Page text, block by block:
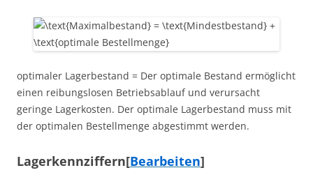
optimaler Lagerbestand = Der optimale Bestand ermöglicht
einen reibungslosen Betriebsablauf und verursacht
geringe Lagerkosten. Der optimale Lagerbestand muss mit
der optimalen Bestellmenge abgestimmt werden.
Lagerkennziffern[Bearbeiten]